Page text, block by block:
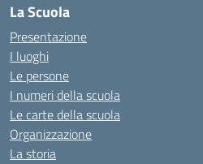
La Scuola
Presentazione
I luoghi
Le persone
I numeri della scuola
Le carte della scuola
Organizzazione
La storia